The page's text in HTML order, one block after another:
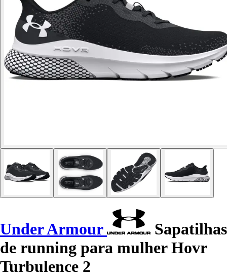
Under Armour
Sapatilhas
de running para mulher Hovr
Turbulence 2